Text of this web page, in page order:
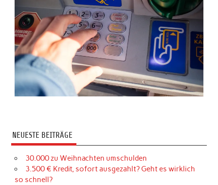
NEUESTE BEITRÄGE
30.000 zu Weihnachten umschulden
3.500 € Kredit, sofort ausgezahlt? Geht es wirklich
so schnell?